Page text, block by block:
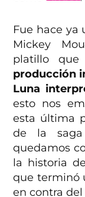
Fue hace ya
Mickey
platillo que
producción
Luna
esto nos
esta última
de la
quedamos
la historia
que terminó
en contra